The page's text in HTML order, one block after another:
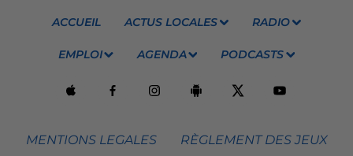
ACCUEIL ACTUS LOCALES RADIO
EMPLOI AGENDA PODCASTS
MENTIONS LEGALES RÈGLEMENT DES JEUX